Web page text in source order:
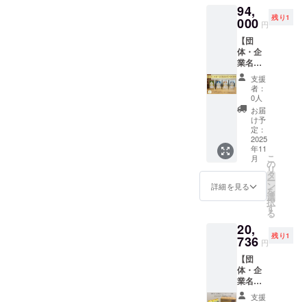
添加物
表示、
アレル
ギー表
示：ー
ケース
サイ
ズ
30cm×
23cm×
26cm
直射日
光を避
け、冷
暗所で
保存し
てくだ
さい。
・消費
期限も
しくは
賞味期
限：製
造日か
ら約2年
間 ・原
主原料
の原産
油（国
内製
造） ・
添加物
表示、
アレル
ギー表
内容は
以下の
内容か
ら選択
できま
す。 １
「〇〇
はアレ
ルゲン
28品目
不使用
食品へ
の取組
につい
て三和
油脂㈱
を応援
２「〇
〇は米
の消費
拡大へ
の取組
につい
て三和
体さん
のお名
前入り
のメッ
セージ
画像を
弊社直
ショッ
プ「さ
んま
る」公
式アカ
ウント
にてイ
ンスタ
グラム
メッ
セージ
内容は
以下の
内容か
ら選択
できま
94,
000 円
残り1
【団
体・企
業名を
インス
タ投稿
+こめ油
一斗缶
10缶♪
まいこ
め豆
シール
付】 ご
支援を
いただ
いた企
業・団
のお名
前入り
のメッ
セージ
画像を
弊社直
営
支援
者：
0人
お届
け予
定：
2025
年11
月
詳細を見る
こ
の
リ
タ
ー
ン
を
選
択
す
る
20,
736 円
残り1
【団
体・企
業名を
インス
支援